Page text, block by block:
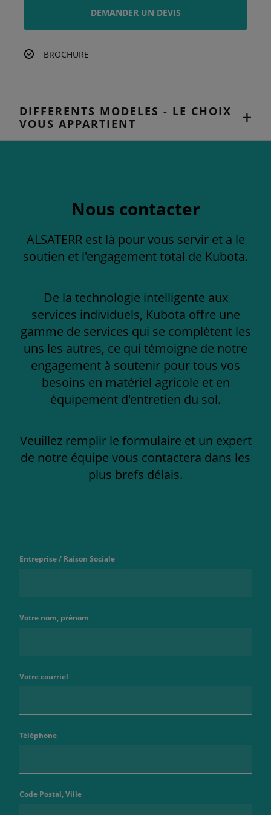
DEMANDER UN DEVIS
BROCHURE
DIFFERENTS MODELES - LE CHOIX
VOUS APPARTIENT
Nous contacter
ALSATERR est là pour vous servir et a le
soutien et l'engagement total de Kubota.
De la technologie intelligente aux
services individuels, Kubota offre une
gamme de services qui se complètent les
uns les autres, ce qui témoigne de notre
engagement à soutenir pour tous vos
besoins en matériel agricole et en
équipement d'entretien du sol.
Veuillez remplir le formulaire et un expert
de notre équipe vous contactera dans les
plus brefs délais.
Entreprise / Raison Sociale
Votre nom, prénom
Votre courriel
Téléphone
Code Postal, Ville